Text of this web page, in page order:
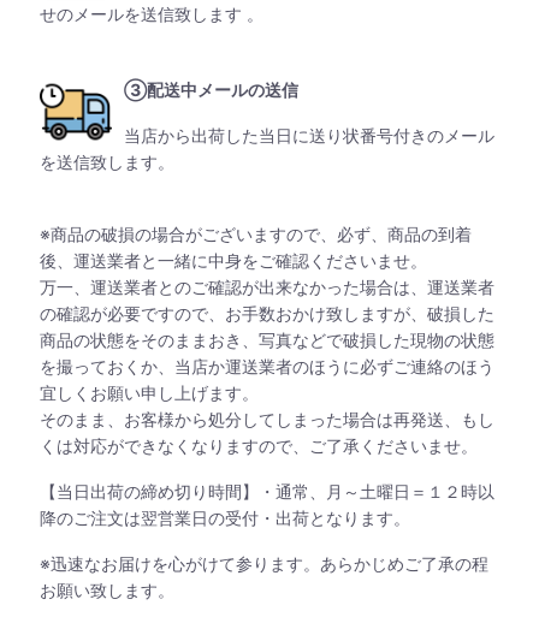
せのメールを送信致します 。
③配送中メールの送信
当店から出荷した当日に送り状番号付きのメール
を送信致します。
※商品の破損の場合がございますので、必ず、商品の到着
後、運送業者と一緒に中身をご確認くださいませ。
万一、運送業者とのご確認が出来なかった場合は、運送業者
の確認が必要ですので、お手数おかけ致しますが、破損した
商品の状態をそのままおき、写真などで破損した現物の状態
を撮っておくか、当店か運送業者のほうに必ずご連絡のほう
宜しくお願い申し上げます。
そのまま、お客様から処分してしまった場合は再発送、もし
くは対応ができなくなりますので、ご了承くださいませ。
【当日出荷の締め切り時間】・通常、月～土曜日＝１２時以
降のご注文は翌営業日の受付・出荷となります。
※迅速なお届けを心がけて参ります。あらかじめご了承の程
お願い致します。